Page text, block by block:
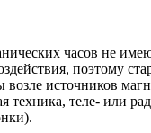
часов не
поэтому
возле источников
техника, теле- или